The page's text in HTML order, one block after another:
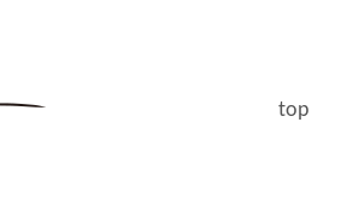
top